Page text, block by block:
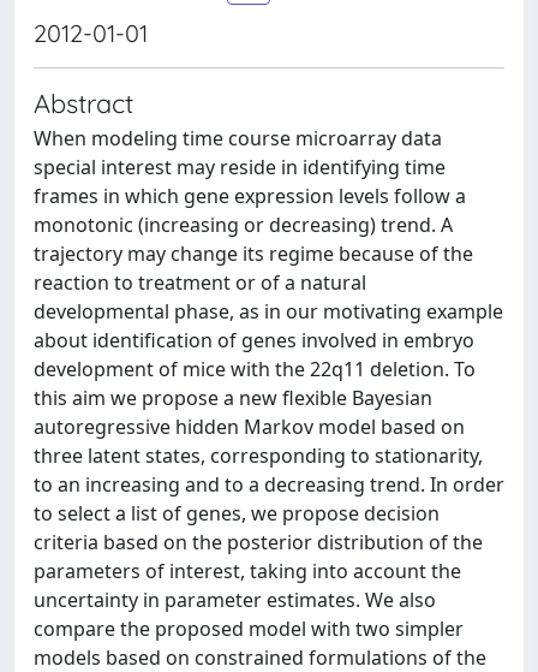
2012-01-01
Abstract
When modeling time course microarray data
special interest may reside in identifying time
frames in which gene expression levels follow a
monotonic (increasing or decreasing) trend. A
trajectory may change its regime because of the
reaction to treatment or of a natural
developmental phase, as in our motivating example
about identification of genes involved in embryo
development of mice with the 22q11 deletion. To
this aim we propose a new flexible Bayesian
autoregressive hidden Markov model based on
three latent states, corresponding to stationarity,
to an increasing and to a decreasing trend. In order
to select a list of genes, we propose decision
criteria based on the posterior distribution of the
parameters of interest, taking into account the
uncertainty in parameter estimates. We also
compare the proposed model with two simpler
models based on constrained formulations of the